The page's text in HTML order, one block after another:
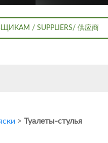
/ SUPPLIERS/ 供应商
> Туалеты-стулья